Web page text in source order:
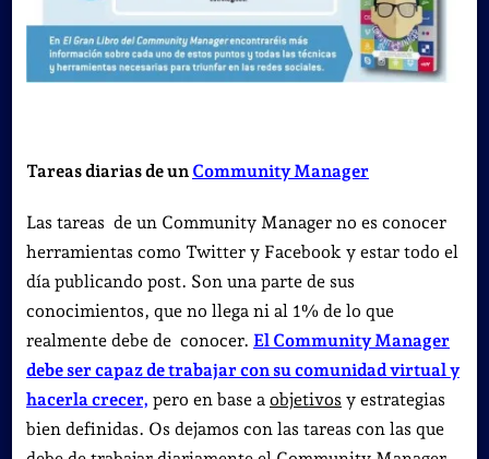
Tareas diarias de un Community Manager
Las tareas de un Community Manager no es conocer
herramientas como Twitter y Facebook y estar todo el
día publicando post. Son una parte de sus
conocimientos, que no llega ni al 1% de lo que
realmente debe de conocer. El Community Manager
debe ser capaz de trabajar con su comunidad virtual y
hacerla crecer, pero en base a objetivos y estrategias
bien definidas. Os dejamos con las tareas con las que